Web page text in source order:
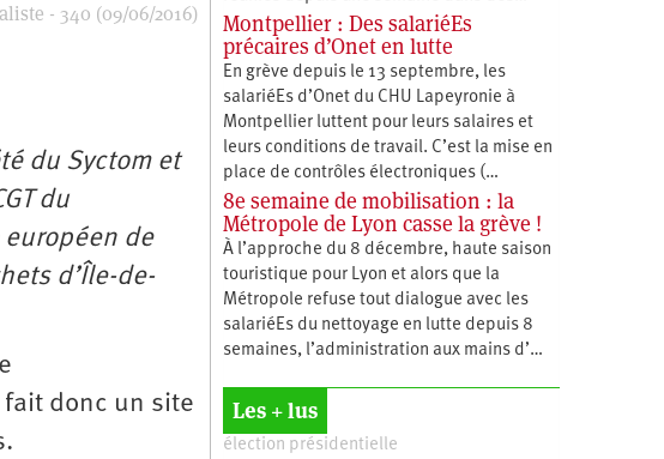
- 340 (09/06/2016)
du Syctom et
du
européen de
d’Île-de-
fait donc un site
Montpellier : Des salariéEs
précaires d’Onet en lutte
En grève depuis le 13 septembre, les
salariéEs d’Onet du CHU Lapeyronie à
Montpellier luttent pour leurs salaires et
leurs conditions de travail. C’est la mise en
place de contrôles électroniques (…
8e semaine de mobilisation : la
Métropole de Lyon casse la grève !
À l’approche du 8 décembre, haute saison
touristique pour Lyon et alors que la
Métropole refuse tout dialogue avec les
salariéEs du nettoyage en lutte depuis 8
semaines, l’administration aux mains d’…
Les + lus
élection présidentielle